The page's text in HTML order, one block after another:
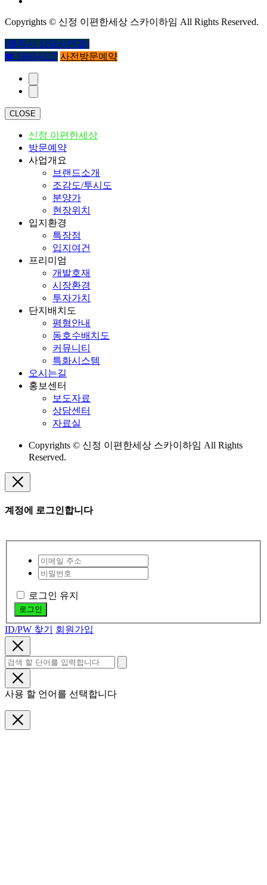
Copyrights © 신정 이편한세상 스카이하임 All Rights Reserved.
(클릭시 상담사연결)
☎ 1800-6127 사전방문예약
CLOSE
신정 이편한세상
방문예약
사업개요
브랜드소개
조감도/투시도
분양가
현장위치
입지환경
특장점
입지여건
프리미엄
개발호재
시장환경
투자가치
단지배치도
평형안내
동호수배치도
커뮤니티
특화시스템
오시는길
홍보센터
보도자료
상담센터
자료실
Copyrights © 신정 이편한세상 스카이하임 All Rights
Reserved.
계정에 로그인합니다
로그인 유지
로그인
ID/PW 찾기 회원가입
사용 할 언어를 선택합니다